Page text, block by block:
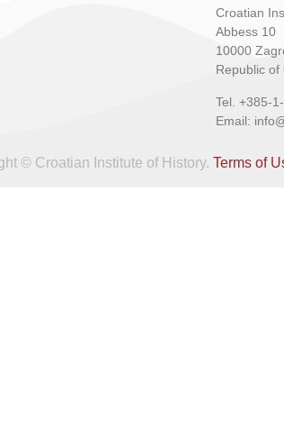
Croatian
Abbess 10
10000
Republic of
Tel. +385-
Email:
© Croatian Institute of History. Terms of